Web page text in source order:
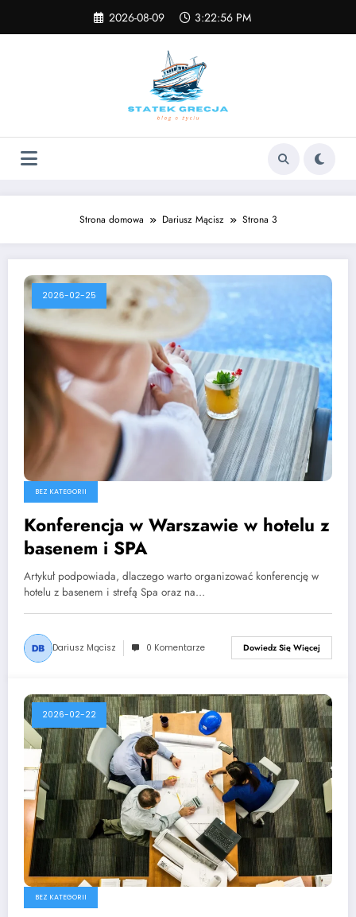
content
2026-08-09 3:22:57 PM
Strona domowa Dariusz Mącisz Strona 3
2026-02-25
BEZ KATEGORII
Konferencja w Warszawie w hotelu z
basenem i SPA
Artykuł podpowiada, dlaczego warto organizować konferencję w
hotelu z basenem i strefą Spa oraz na…
Dariusz Mącisz 0 Komentarze Dowiedz Się Więcej
2026-02-22
BEZ KATEGORII